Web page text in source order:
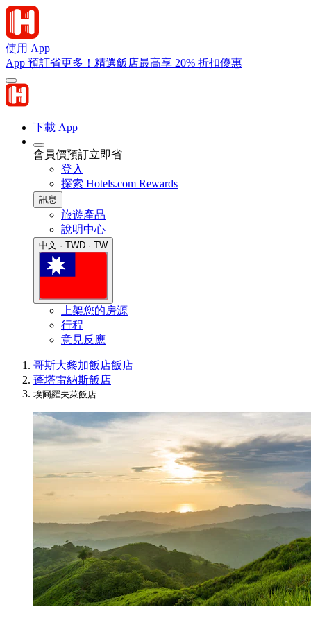
使用 App
App 預訂省更多！精選飯店最高享 20% 折扣優惠
下載 App
會員價預訂立即省
登入
探索 Hotels.com Rewards
訊息
旅遊產品
說明中心
中文 · TWD · TW
上架您的房源
行程
意見反應
哥斯大黎加飯店飯店
蓬塔雷納斯飯店
埃爾羅夫萊飯店